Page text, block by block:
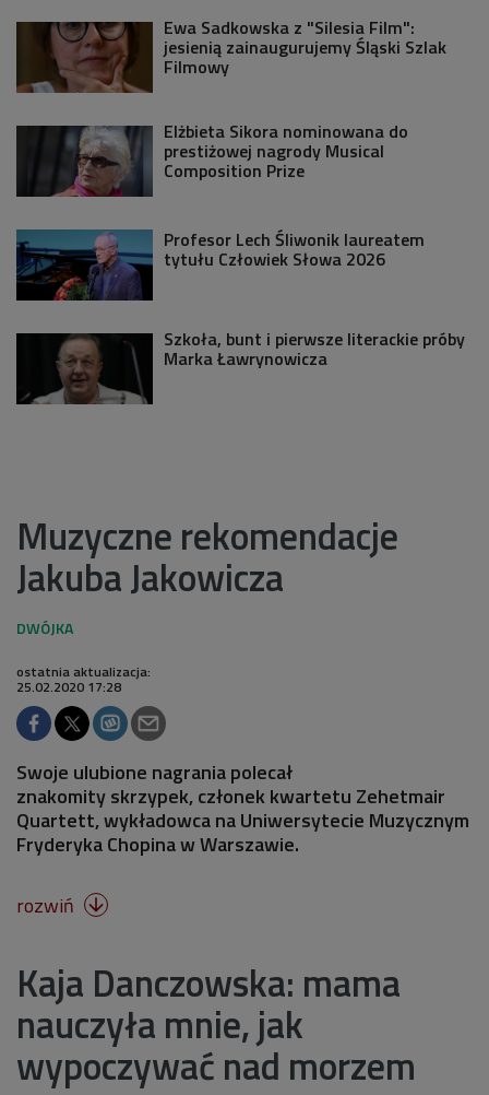
Ewa Sadkowska z "Silesia Film":
jesienią zainaugurujemy Śląski Szlak
Filmowy
Elżbieta Sikora nominowana do
prestiżowej nagrody Musical
Composition Prize
Profesor Lech Śliwonik laureatem
tytułu Człowiek Słowa 2026
Szkoła, bunt i pierwsze literackie próby
Marka Ławrynowicza
Muzyczne rekomendacje
Jakuba Jakowicza
ostatnia aktualizacja:
25.02.2020 17:28
Swoje ulubione nagrania polecał
znakomity skrzypek, członek kwartetu Zehetmair
Quartett, wykładowca na Uniwersytecie Muzycznym
Fryderyka Chopina w Warszawie.
rozwiń 
Kaja Danczowska: mama
nauczyła mnie, jak
wypoczywać nad morzem